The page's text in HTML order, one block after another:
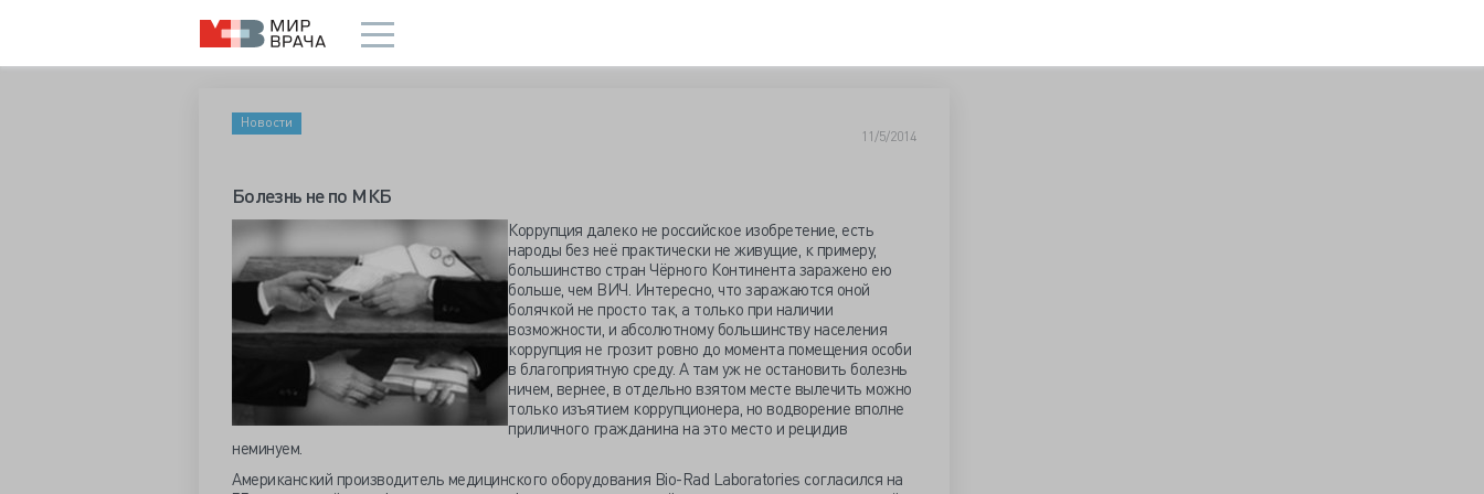
Новости
11/5/2014
Болезнь не по МКБ
Коррупция далеко не российское изобретение, есть
народы без неё практически не живущие, к примеру,
большинство стран Чёрного Континента заражено ею
больше, чем ВИЧ. Интересно, что заражаются оной
болячкой не просто так, а только при наличии
возможности, и абсолютному большинству населения
коррупция не грозит ровно до момента помещения особи
в благоприятную среду. А там уж не остановить болезнь
ничем, вернее, в отдельно взятом месте вылечить можно
только изъятием коррупционера, но водворение вполне
приличного гражданина на это место и рецидив
неминуем.
Американский производитель медицинского оборудования Bio-Rad Laboratories согласился на